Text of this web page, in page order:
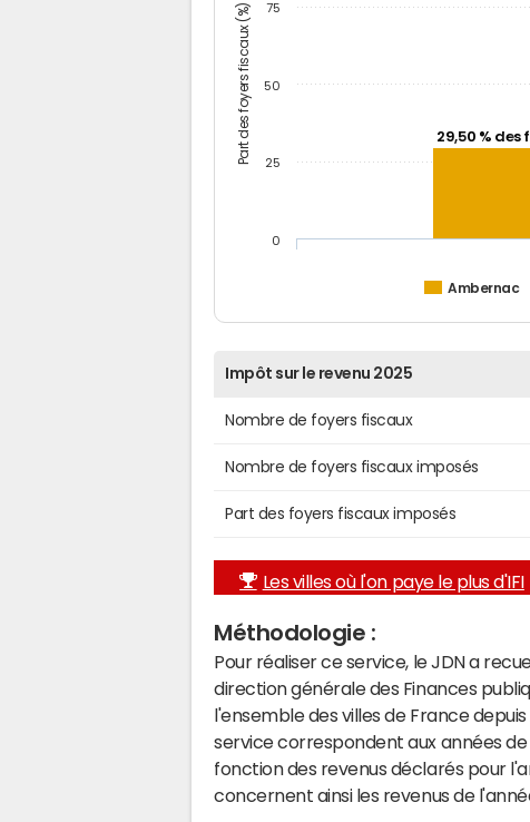
Part des foyers fiscaux (%) 29,50 % des
Ambernac
0
25
50
75
Impôt sur le revenu 2025
Nombre de foyers fiscaux
Nombre de foyers fiscaux imposés
Part des foyers fiscaux imposés
Les villes où l'on paye le plus d'IFI
Méthodologie :
Pour réaliser ce service, le JDN a
direction générale des Finances
l'ensemble des villes de France
service correspondent aux années
fonction des revenus déclarés pour
concernent ainsi les revenus de